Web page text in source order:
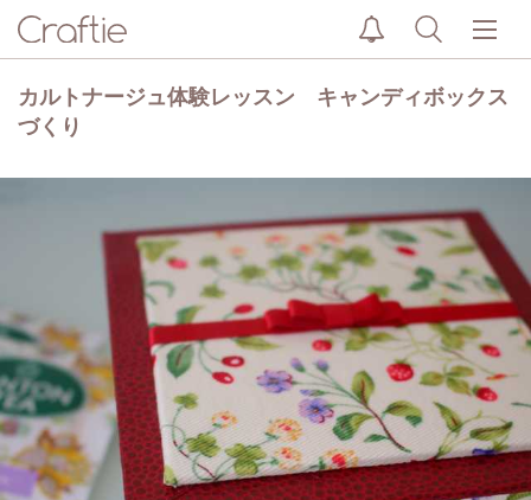
カルトナージュ体験レッスン キャンディボックス
づくり